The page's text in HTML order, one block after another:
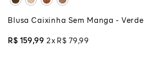
Blusa Caixinha Sem Manga - Verde
R$ 159,99 2 R$ 79 ,99